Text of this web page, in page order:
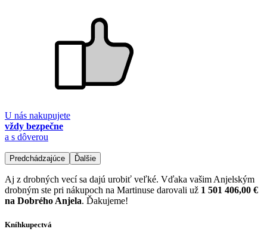
U nás nakupujete
vždy bezpečne
a s dôverou
Predchádzajúce Ďalšie
Aj z drobných vecí sa dajú urobiť veľké. Vďaka vašim Anjelským
drobným ste pri nákupoch na Martinuse darovali už 1 501 406,00 €
na Dobrého Anjela. Ďakujeme!
Kníhkupectvá